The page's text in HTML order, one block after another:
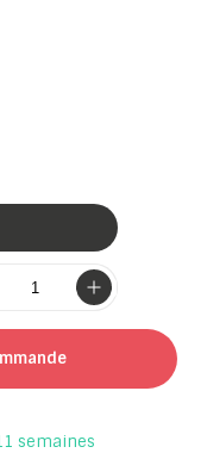
semaines